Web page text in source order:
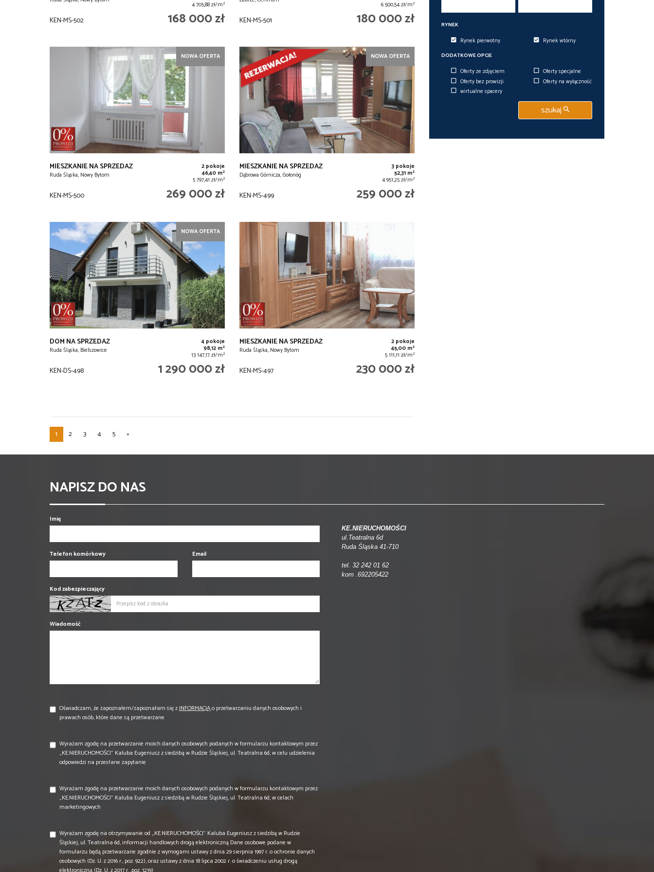
4 705,88 zł/m2
KEN-MS-502 168 000 zł
6 500,54 zł/m2
KEN-MS-501 180 000 zł
NOWA OFERTA
MIESZKANIE NA SPRZEDAŻ
Ruda Śląska, Nowy Bytom
2 pokoje
46,40 m2
5 797,41 zł/m2
KEN-MS-500 269 000 zł
NOWA OFERTA
MIESZKANIE NA SPRZEDAŻ
Dąbrowa Górnicza, Gołonóg
3 pokoje
52,31 m2
4 951,25 zł/m2
KEN-MS-499 259 000 zł
NOWA OFERTA
DOM NA SPRZEDAŻ
Ruda Śląska, Bielszowice
4 pokoje
98,12 m2
13 147,17 zł/m2
KEN-DS-498 1 290 000 zł
MIESZKANIE NA SPRZEDAŻ
Ruda Śląska, Nowy Bytom
2 pokoje
45,00 m2
5 111,11 zł/m2
KEN-MS-497 230 000 zł
1 2 3 4 5 »
RYNEK
Rynek pierwotny
Rynek wtórny
DODATKOWE OPCJE
Oferty ze zdjęciem
Oferty specjalne
Oferty bez prowizji
Oferty na wyłączność
wirtualne spacery
szukaj
NAPISZ DO NAS
Imię
Telefon komórkowy Email
Kod zabezpieczający
Wiadomość
Oświadczam, że zapoznałem/zapoznałam się zINFORMACJĄo przetwarzaniu danych osobowych i
prawach osób, które dane są przetwarzane
Wyrażam zgodę na przetwarzanie moich danych osobowych podanych w formularzu kontaktowym przez
„KE.NIERUCHOMOŚCI” Kaluba Eugeniusz z siedzibą w Rudzie Śląskiej, ul. Teatralna 6d, w celu udzielenia
odpowiedzi na przesłane zapytanie
Wyrażam zgodę na przetwarzanie moich danych osobowych podanych w formularzu kontaktowym przez
„KE.NIERUCHOMOŚCI” Kaluba Eugeniusz z siedzibą w Rudzie Śląskiej, ul. Teatralna 6d, w celach
marketingowych
Wyrażam zgodę na otrzymywanie od „KE.NIERUCHOMOŚCI” Kaluba Eugeniusz z siedzibą w Rudzie
Śląskiej, ul. Teatralna 6d, informacji handlowych drogą elektroniczną Dane osobowe podane w
formularzu będą przetwarzane zgodnie z wymogami ustawy z dnia 29 sierpnia 1997 r. o ochronie danych
osobowych (Dz. U. z 2016 r., poz. 922), oraz ustawy z dnia 18 lipca 2002 r. o świadczeniu usług drogą
KE.NIERUCHOMOŚCI
ul.Teatralna 6d
Ruda Śląska 41-710
tel. 32 242 01 62
kom .692205422